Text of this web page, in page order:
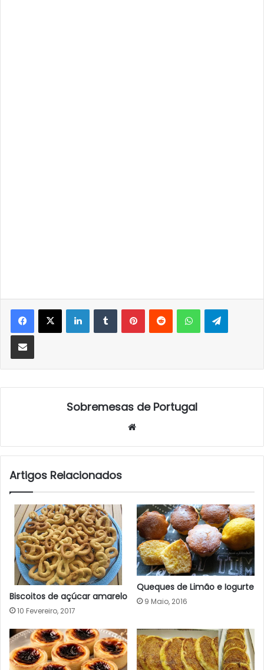
LinkedInTumblrPinterestReddit WhatsApp
Partilhar Via Email
Sobremesas de Portugal
Artigos Relacionados
Biscoitos de açúcar amarelo
10 Fevereiro, 2017
Queques de Limão e Iogurte
9 Maio, 2016